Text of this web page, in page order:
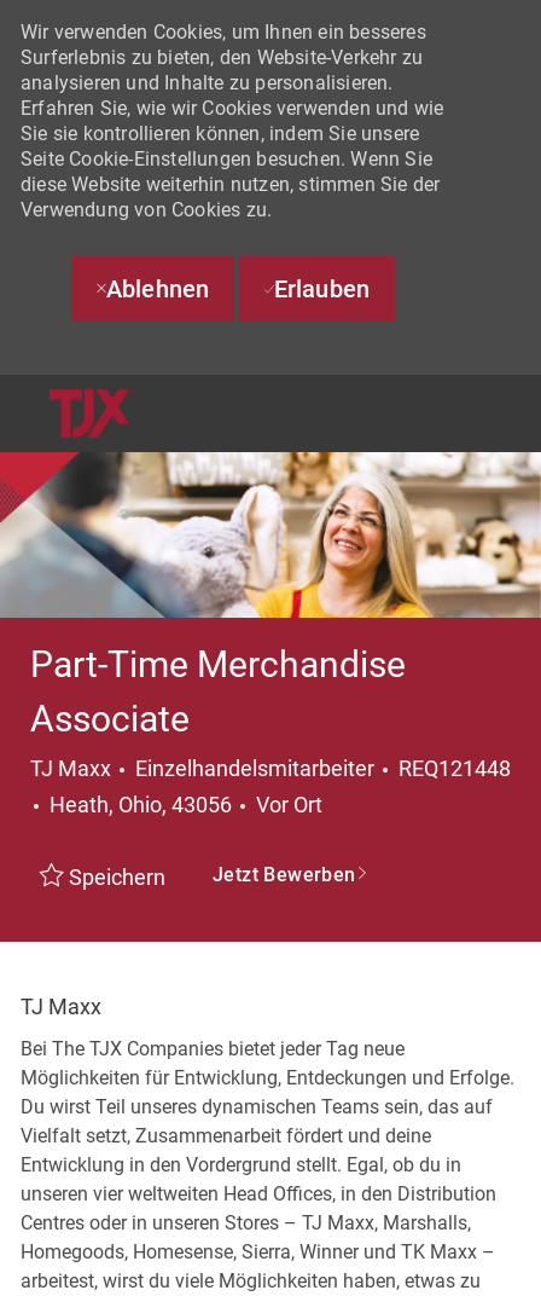
Wir verwenden Cookies, um Ihnen ein besseres
Surferlebnis zu bieten, den Website-Verkehr zu
analysieren und Inhalte zu personalisieren.
Erfahren Sie, wie wir Cookies verwenden und wie
Sie sie kontrollieren können, indem Sie unsere
Seite Cookie-Einstellungen besuchen. Wenn Sie
diese Website weiterhin nutzen, stimmen Sie der
Verwendung von Cookies zu.
Ablehnen Erlauben
Part-Time Merchandise
Associate
TJ Maxx Kategorie
Einzelhandelsmitarbeiter
REQ121448
Ort
Heath, Ohio, 43056 Vor Ort
Speichern Jetzt Bewerben
TJ Maxx
Bei The TJX Companies bietet jeder Tag neue
Möglichkeiten für Entwicklung, Entdeckungen und Erfolge.
Du wirst Teil unseres dynamischen Teams sein, das auf
Vielfalt setzt, Zusammenarbeit fördert und deine
Entwicklung in den Vordergrund stellt. Egal, ob du in
unseren vier weltweiten Head Offices, in den Distribution
Centres oder in unseren Stores – TJ Maxx, Marshalls,
Homegoods, Homesense, Sierra, Winner und TK Maxx –
arbeitest, wirst du viele Möglichkeiten haben, etwas zu